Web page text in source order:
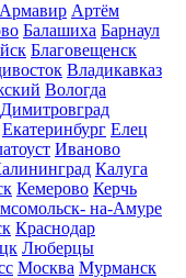
Армавир Артём
Балашиха Барнаул
Благовещенск
Владикавказ
Вологда
Димитровград
Екатеринбург Елец
Иваново
Калуга
Кемерово Керчь
на-Амуре
Краснодар
Люберцы
Москва Мурманск